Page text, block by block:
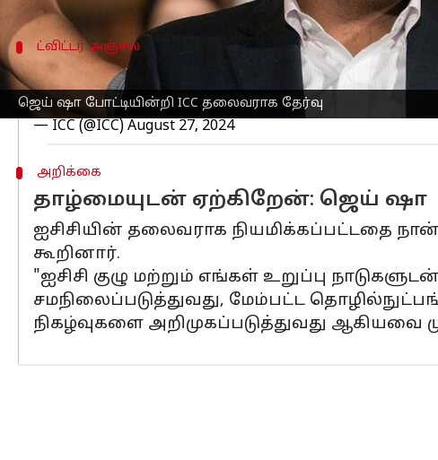
ஜெய் ஷா போட்டியின்றி ICC தலைவராக தேர்வு
ட்விட்டர் அஞ்சல்
Twitter Post
Jay Shah has been elected unopposed as the next
— ICC (@ICC) August 27, 2024
அறிக்கை
தாழ்மையுடன் ஏற்கிறேன்: ஜெய் ஷா
ஐசிசியின் தலைவராக நியமிக்கப்பட்டதை
கூறினார்.
"ஐசிசி குழு மற்றும் எங்கள் உறுப்பு
சமநிலைப்படுத்துவது, மேம்பட்ட
நிகழ்வுகளை அறிமுகப்படுத்துவது ஆகியவை